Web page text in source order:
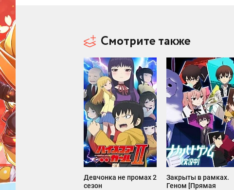
Смотрите также
Девчонка не промах 2
сезон
Закрыты в рамках.
Геном [Прямая